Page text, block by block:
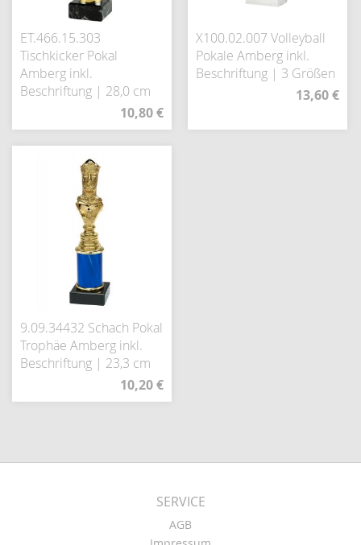
ET.466.15.303
Tischkicker Pokal
Amberg inkl.
Beschriftung | 28,0 cm
10,80 €
X100.02.007 Volleyball
Pokale Amberg inkl.
Beschriftung | 3 Größen
13,60 €
9.09.34432 Schach Pokal
Trophäe Amberg inkl.
Beschriftung | 23,3 cm
10,20 €
SERVICE
AGB